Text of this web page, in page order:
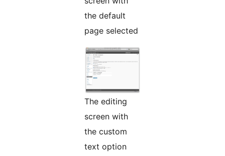
the default
page selected
The editing
screen with
the custom
text option